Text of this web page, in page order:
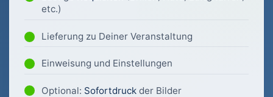
etc.)
Lieferung zu Deiner Veranstaltung
Einweisung und Einstellungen
Optional: Sofortdruck der Bilder